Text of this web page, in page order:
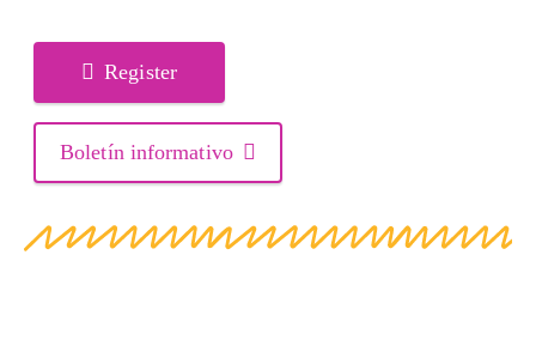
Register
Boletín informativo